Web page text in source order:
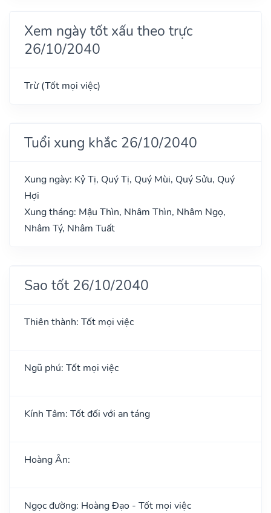
Xem ngày tốt xấu theo trực
26/10/2040
Trừ (Tốt mọi việc)
Tuổi xung khắc 26/10/2040
Xung ngày: Kỷ Tị, Quý Tị, Quý Mùi, Quý Sửu, Quý
Hợi
Xung tháng: Mậu Thìn, Nhâm Thìn, Nhâm Ngọ,
Nhâm Tý, Nhâm Tuất
Sao tốt 26/10/2040
Thiên thành: Tốt mọi việc
Ngũ phú: Tốt mọi việc
Kính Tâm: Tốt đối với an táng
Hoàng Ân:
Ngọc đường: Hoàng Đạo - Tốt mọi việc